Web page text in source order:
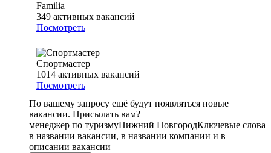
Familia
349 активных вакансий
Посмотреть
Спортмастер
1014 активных вакансий
Посмотреть
По вашему запросу ещё будут появляться новые
вакансии. Присылать вам?
менеджер по туризмуНижний НовгородКлючевые слова
в названии вакансии, в названии компании и в
описании вакансии